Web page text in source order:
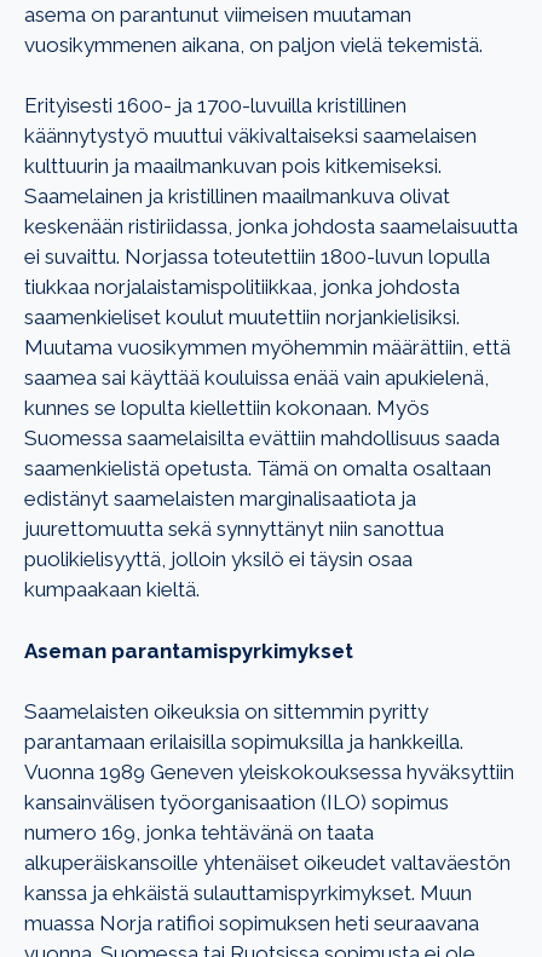
asema on parantunut viimeisen muutaman
vuosikymmenen aikana, on paljon vielä tekemistä.
Erityisesti 1600- ja 1700-luvuilla kristillinen
käännytystyö muuttui väkivaltaiseksi saamelaisen
kulttuurin ja maailmankuvan pois kitkemiseksi.
Saamelainen ja kristillinen maailmankuva olivat
keskenään ristiriidassa, jonka johdosta saamelaisuutta
ei suvaittu. Norjassa toteutettiin 1800-luvun lopulla
tiukkaa norjalaistamispolitiikkaa, jonka johdosta
saamenkieliset koulut muutettiin norjankielisiksi.
Muutama vuosikymmen myöhemmin määrättiin, että
saamea sai käyttää kouluissa enää vain apukielenä,
kunnes se lopulta kiellettiin kokonaan. Myös
Suomessa saamelaisilta evättiin mahdollisuus saada
saamenkielistä opetusta. Tämä on omalta osaltaan
edistänyt saamelaisten marginalisaatiota ja
juurettomuutta sekä synnyttänyt niin sanottua
puolikielisyyttä, jolloin yksilö ei täysin osaa
kumpaakaan kieltä.
Aseman parantamispyrkimykset
Saamelaisten oikeuksia on sittemmin pyritty
parantamaan erilaisilla sopimuksilla ja hankkeilla.
Vuonna 1989 Geneven yleiskokouksessa hyväksyttiin
kansainvälisen työorganisaation (ILO) sopimus
numero 169, jonka tehtävänä on taata
alkuperäiskansoille yhtenäiset oikeudet valtaväestön
kanssa ja ehkäistä sulauttamispyrkimykset. Muun
muassa Norja ratifioi sopimuksen heti seuraavana